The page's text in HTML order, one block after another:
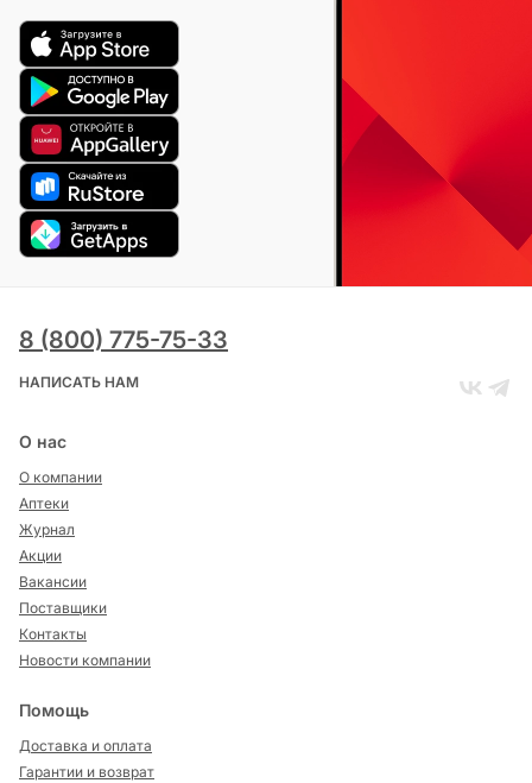
8 (800) 775-75-33
НАПИСАТЬ НАМ
О нас
О компании
Аптеки
Журнал
Акции
Вакансии
Поставщики
Контакты
Новости компании
Помощь
Доставка и оплата
Гарантии и возврат